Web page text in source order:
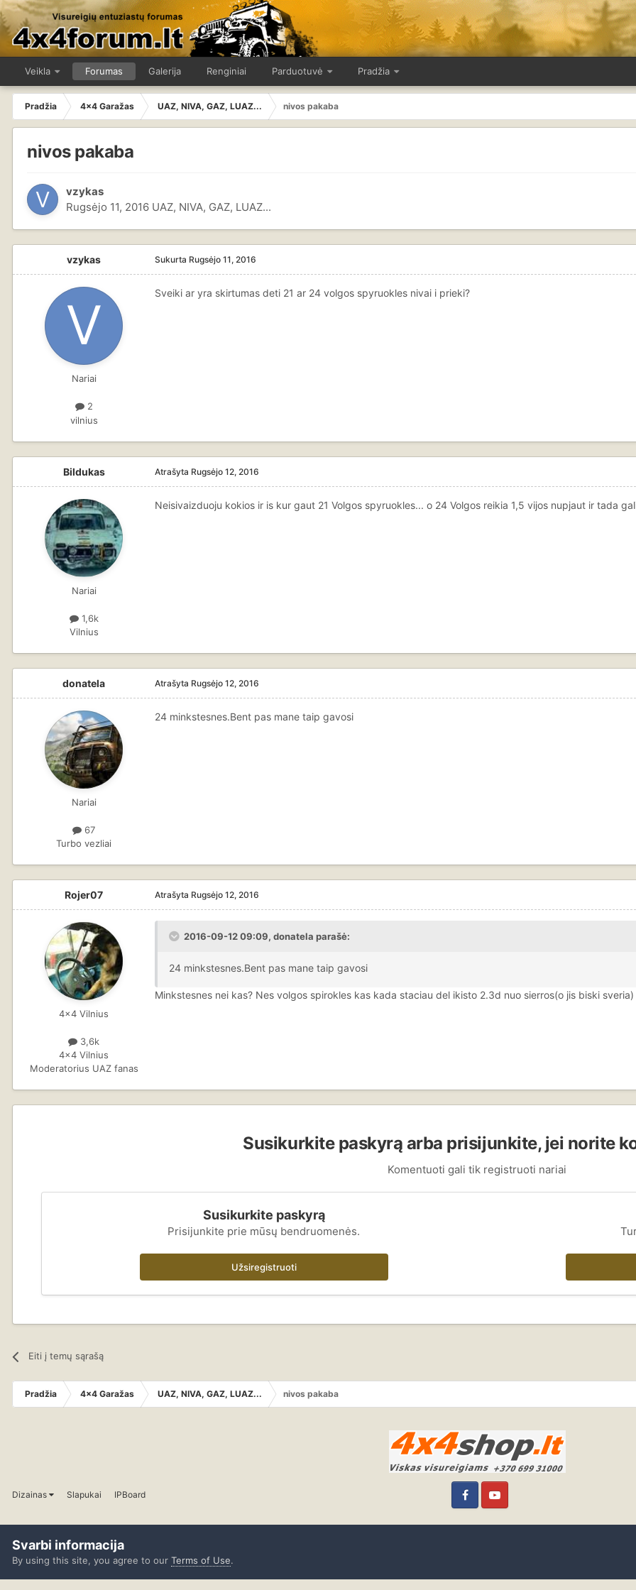
Veikla Forumas Galerija Renginiai Parduotuvė Pradžia
Pradžia 4x4 Garažas UAZ, NIVA, GAZ, LUAZ... nivos pakaba
nivos pakaba
vzykas
Rugsėjo 11, 2016 UAZ, NIVA, GAZ, LUAZ...
vzykas
Nariai
2
vilnius
Sukurta Rugsėjo 11, 2016
Sveiki ar yra skirtumas deti 21 ar 24 volgos spyruokles nivai i prieki?
Bildukas
Nariai
1,6k
Vilnius
Atrašyta Rugsėjo 12, 2016
Neisivaizduoju kokios ir is kur gaut 21 Volgos spyruokles... o 24 Volgos reikia 1,5 vijos nupjaut ir tada
donatela
Nariai
67
Turbo vezliai
Atrašyta Rugsėjo 12, 2016
24 minkstesnes.Bent pas mane taip gavosi
Rojer07
4x4 Vilnius
3,6k
4x4 Vilnius
Moderatorius UAZ fanas
Atrašyta Rugsėjo 12, 2016
2016-09-12 09:09, donatela parašė:
24 minkstesnes.Bent pas mane taip gavosi
Minkstesnes nei kas? Nes volgos spirokles kas kada staciau del ikisto 2.3d nuo sierros(o jis biski sveria)
Susikurkite paskyrą arba prisijunkite, jei norite
Komentuoti gali tik registruoti nariai
Susikurkite paskyrą
Prisijunkite prie mūsų bendruomenės.
Užsiregistruoti
Eiti į temų sąrašą
Pradžia 4x4 Garažas UAZ, NIVA, GAZ, LUAZ... nivos pakaba
Dizainas Slapukai IPBoard
FacebookYouTube
Svarbi informacija
By using this site, you agree to our Terms of Use.